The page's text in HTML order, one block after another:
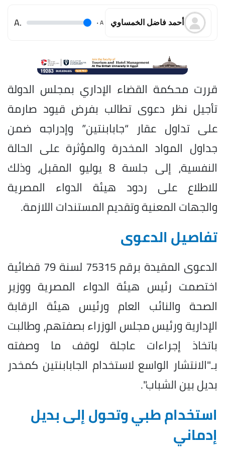
أحمد فاضل الخمساوي A
.
.A
قررت محكمة القضاء الإداري بمجلس الدولة
تأجيل نظر دعوى تطالب بفرض قيود صارمة
على تداول عقار “جابابنتين” وإدراجه ضمن
جداول المواد المخدرة والمؤثرة على الحالة
النفسية، إلى جلسة 8 يوليو المقبل، وذلك
للاطلاع على ردود هيئة الدواء المصرية
والجهات المعنية وتقديم المستندات اللازمة.
تفاصيل الدعوى
الدعوى المقيدة برقم 75315 لسنة 79 قضائية
اختصمت رئيس هيئة الدواء المصرية ووزير
الصحة والنائب العام ورئيس هيئة الرقابة
الإدارية ورئيس مجلس الوزراء بصفتهم، وطالبت
باتخاذ إجراءات عاجلة لوقف ما وصفته
بـ"الانتشار الواسع لاستخدام الجابابنتين كمخدر
بديل بين الشباب".
استخدام طبي وتحول إلى بديل
إدماني